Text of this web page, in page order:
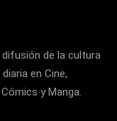
de la cultura
en Cine,
y Manga.